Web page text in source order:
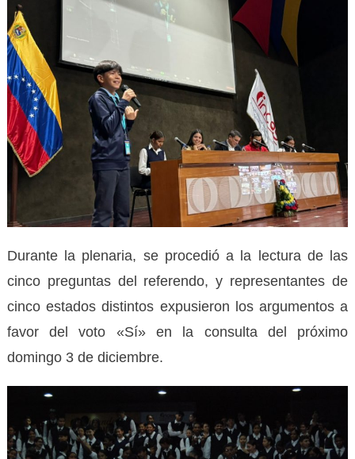
Durante la plenaria, se procedió a la lectura de las
cinco preguntas del referendo, y representantes de
cinco estados distintos expusieron los argumentos a
favor del voto «Sí» en la consulta del próximo
domingo 3 de diciembre.